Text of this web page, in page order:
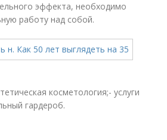
эффекта, необходимо
работу над собой.
косметология;- услуги
гардероб.